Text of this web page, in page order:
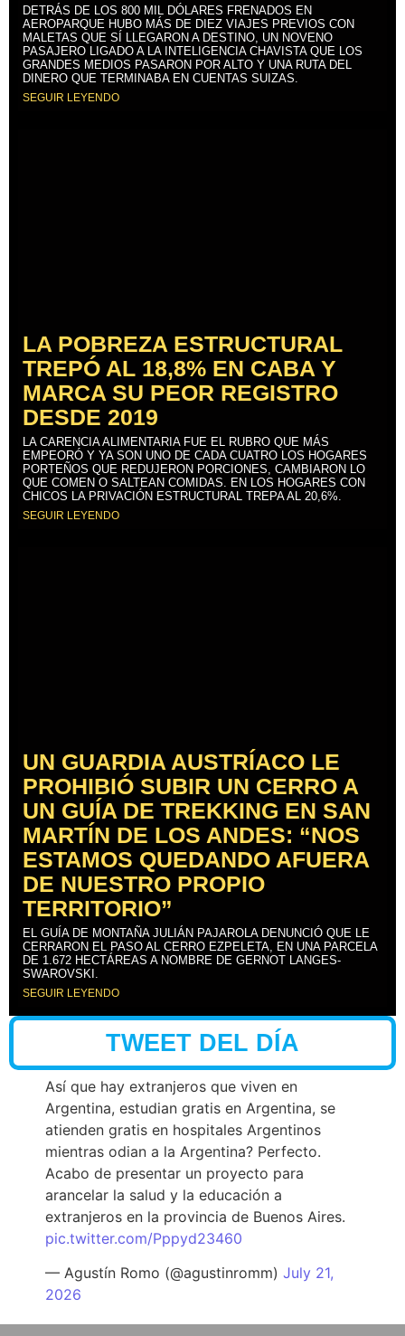
DETRÁS DE LOS 800 MIL DÓLARES FRENADOS EN
AEROPARQUE HUBO MÁS DE DIEZ VIAJES PREVIOS CON
MALETAS QUE SÍ LLEGARON A DESTINO, UN NOVENO
PASAJERO LIGADO A LA INTELIGENCIA CHAVISTA QUE LOS
GRANDES MEDIOS PASARON POR ALTO Y UNA RUTA DEL
DINERO QUE TERMINABA EN CUENTAS SUIZAS.
SEGUIR LEYENDO
LA POBREZA ESTRUCTURAL
TREPÓ AL 18,8% EN CABA Y
MARCA SU PEOR REGISTRO
DESDE 2019
LA CARENCIA ALIMENTARIA FUE EL RUBRO QUE MÁS
EMPEORÓ Y YA SON UNO DE CADA CUATRO LOS HOGARES
PORTEÑOS QUE REDUJERON PORCIONES, CAMBIARON LO
QUE COMEN O SALTEAN COMIDAS. EN LOS HOGARES CON
CHICOS LA PRIVACIÓN ESTRUCTURAL TREPA AL 20,6%.
SEGUIR LEYENDO
UN GUARDIA AUSTRÍACO LE
PROHIBIÓ SUBIR UN CERRO A
UN GUÍA DE TREKKING EN SAN
MARTÍN DE LOS ANDES: “NOS
ESTAMOS QUEDANDO AFUERA
DE NUESTRO PROPIO
TERRITORIO”
EL GUÍA DE MONTAÑA JULIÁN PAJAROLA DENUNCIÓ QUE LE
CERRARON EL PASO AL CERRO EZPELETA, EN UNA PARCELA
DE 1.672 HECTÁREAS A NOMBRE DE GERNOT LANGES-
SWAROVSKI.
SEGUIR LEYENDO
TWEET DEL DÍA
Así que hay extranjeros que viven en
Argentina, estudian gratis en Argentina, se
atienden gratis en hospitales Argentinos
mientras odian a la Argentina? Perfecto.
Acabo de presentar un proyecto para
arancelar la salud y la educación a
extranjeros en la provincia de Buenos Aires.
pic.twitter.com/Pppyd23460
— Agustín Romo (@agustinromm) July 21,
2026